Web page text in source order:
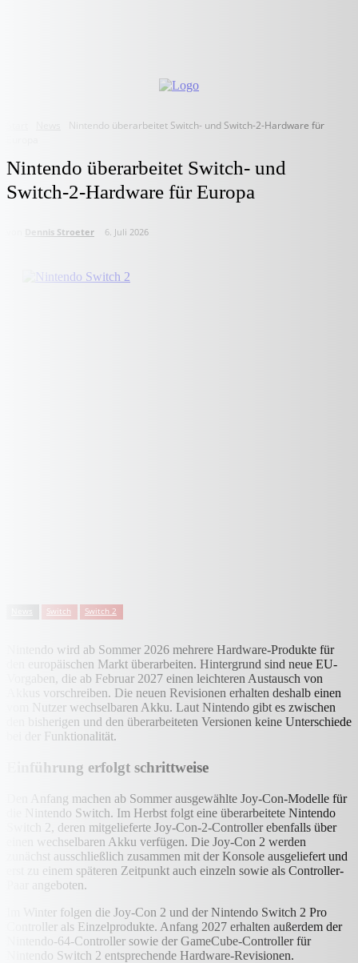
Nintendo überarbeitet Switch- und Switch-2-Hardware für
Nintendo überarbeitet Switch- und
Switch-2-Hardware für Europa
Dennis Stroeter 6. Juli 2026
Switch Switch 2
Nintendo wird ab Sommer 2026 mehrere Hardware-Produkte für
den europäischen Markt überarbeiten. Hintergrund sind neue EU-
Vorgaben, die ab Februar 2027 einen leichteren Austausch von
Akkus vorschreiben. Die neuen Revisionen erhalten deshalb einen
vom Nutzer wechselbaren Akku. Laut Nintendo gibt es zwischen
den bisherigen und den überarbeiteten Versionen keine Unterschiede
bei der Funktionalität.
Einführung erfolgt schrittweise
Den Anfang machen ab Sommer ausgewählte Joy-Con-Modelle für
die Nintendo Switch. Im Herbst folgt eine überarbeitete Nintendo
Switch 2, deren mitgelieferte Joy-Con-2-Controller ebenfalls über
einen wechselbaren Akku verfügen. Die Joy-Con 2 werden
zunächst ausschließlich zusammen mit der Konsole ausgeliefert und
erst zu einem späteren Zeitpunkt auch einzeln sowie als Controller-
Paar angeboten.
Im Winter folgen die Joy-Con 2 und der Nintendo Switch 2 Pro
Controller als Einzelprodukte. Anfang 2027 erhalten außerdem der
Nintendo-64-Controller sowie der GameCube-Controller für
Nintendo Switch 2 entsprechende Hardware-Revisionen.